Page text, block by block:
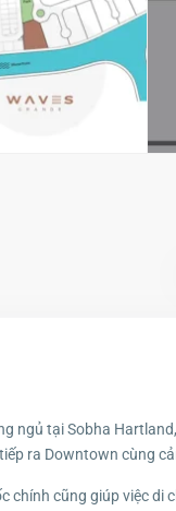
ngủ tại Sobha
ra Downtown cùng
chính cũng giúp việc di